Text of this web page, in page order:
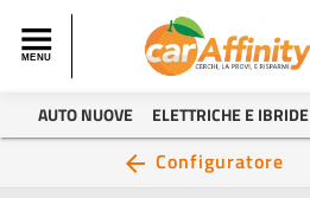
AUTO NUOVE ELETTRICHE E IBRIDE
arrow_back Configuratore